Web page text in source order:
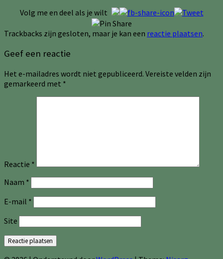
Volg me en deel als je wilt
Trackbacks zijn gesloten, maar je kan een reactie plaatsen.
Geef een reactie
Het e-mailadres wordt niet gepubliceerd. Vereiste velden zijn
gemarkeerd met *
Reactie *
Naam *
E-mail *
Site